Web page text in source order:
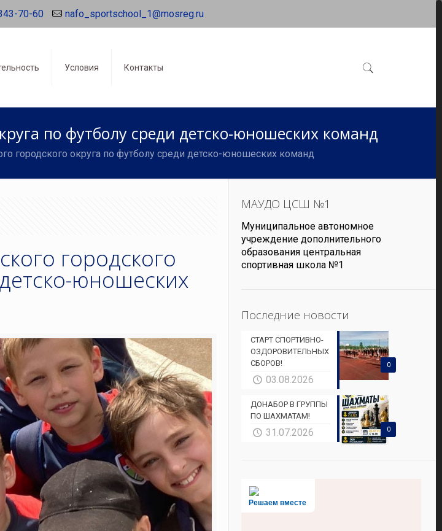
70-60 nafo_sportschool_1@mosreg.ru
Условия Контакты
по футболу среди детско-юношеских команд
городского округа по футболу среди детско-юношеских команд
городского
юношеских
МАУДО ЦСШ №1
Муниципальное автономное
учреждение дополнительного
образования центральная
спортивная школа №1
Последние новости
0
СТАРТ СПОРТИВНО-
ОЗДОРОВИТЕЛЬНЫХ
СБОРОВ!
03.08.2026
0
ДОНАБОР В ГРУППЫ
ПО ШАХМАТАМ!
31.07.2026
Решаем вместе